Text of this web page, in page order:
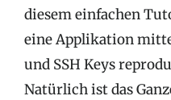
diesem einfachen
eine Applikation
und SSH Keys
Natürlich ist das